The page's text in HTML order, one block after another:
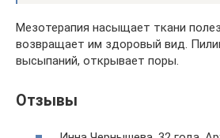
Мезотерапия насыщает ткани
возвращает им здоровый вид.
высыпаний, открывает поры.
Отзывы